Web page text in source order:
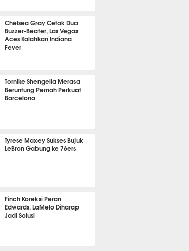
Chelsea Gray Cetak Dua
Buzzer-Beater, Las Vegas
Aces Kalahkan Indiana
Fever
Tornike Shengelia Merasa
Beruntung Pernah Perkuat
Barcelona
Tyrese Maxey Sukses Bujuk
LeBron Gabung ke 76ers
Finch Koreksi Peran
Edwards, LaMelo Diharap
Jadi Solusi